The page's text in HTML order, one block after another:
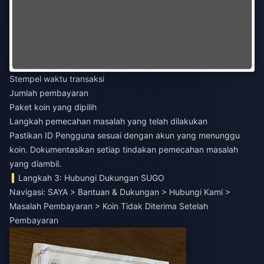
Stempel waktu transaksi
Jumlah pembayaran
Paket koin yang dipilih
Langkah pemecahan masalah yang telah dilakukan
Pastikan ID Pengguna sesuai dengan akun yang menunggu
koin. Dokumentasikan setiap tindakan pemecahan masalah
yang diambil.
Langkah 3: Hubungi Dukungan SUGO
Navigasi: SAYA > Bantuan & Dukungan > Hubungi Kami >
Masalah Pembayaran > Koin Tidak Diterima Setelah
Pembayaran